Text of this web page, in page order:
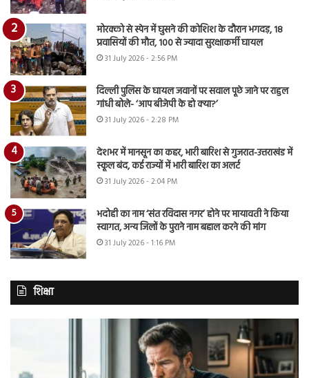
मोरक्को से स्पेन में घुसने की कोशिश के दौरान भगदड़, 18
प्रवासियों की मौत, 100 से ज्यादा सुरक्षाकर्मी घायल
31 July 2026 - 2:56 PM
दिल्ली पुलिस के घायल जवानों पर सवाल पूछे जाने पर राहुल
गांधी बोले- ‘आप बीजेपी के हो क्या?’
31 July 2026 - 2:28 PM
देशभर में मानसून का कहर, भारी बारिश से गुजरात-उत्तराखंड में
स्कूल बंद, कई राज्यों में भारी बारिश का अलर्ट
31 July 2026 - 2:04 PM
भदोही का नाम ‘संत रविदास नगर’ होने पर मायावती ने किया
स्वागत, अन्य जिलों के पुराने नाम बहाल करने की मांग
31 July 2026 - 1:16 PM
शिक्षा